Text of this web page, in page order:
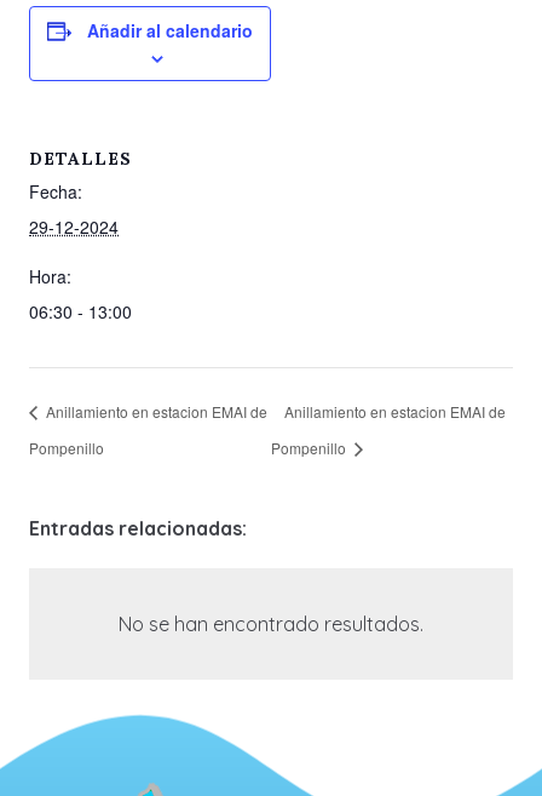
Añadir al calendario
DETALLES
Fecha:
29-12-2024
Hora:
06:30 - 13:00
Anillamiento en estacion EMAI de
Pompenillo
Anillamiento en estacion EMAI de
Pompenillo
Entradas relacionadas:
No se han encontrado resultados.